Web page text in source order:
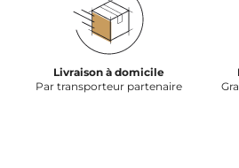
Livraison à domicile
Par transporteur partenaire